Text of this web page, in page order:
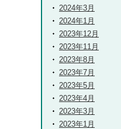
2024年3月
2024年1月
2023年12月
2023年11月
2023年8月
2023年7月
2023年5月
2023年4月
2023年3月
2023年1月